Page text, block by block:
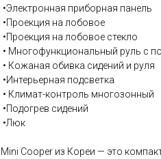
•Электронная приборная панель
•Проекция на лобовое
•Проекция на лобовое стекло
• Многофункциональный руль с
• Кожаная обивка сидений и руля
•Интерьерная подсветка
• Климат-контроль многозонный
•Подогрев сидений
•Люк
Mini Cooper из Кореи — это